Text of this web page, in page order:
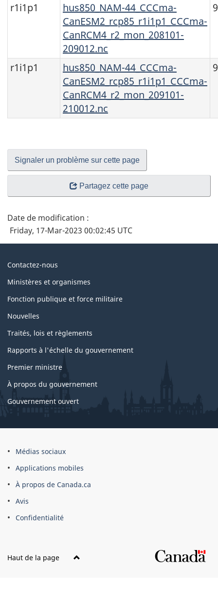
r1i1p1
hus850_NAM-44_CCCma-
CanESM2_rcp85_r1i1p1_CCCma-
CanRCM4_r2_mon_208101-
209012.nc
r1i1p1
hus850_NAM-44_CCCma-
CanESM2_rcp85_r1i1p1_CCCma-
CanRCM4_r2_mon_209101-
210012.nc
Signaler un problème sur cette page
Partagez cette page
Date de modification :
Friday, 17-Mar-2023 00:02:45 UTC
À
propos
du
gouvernement
Contactez-nous
Ministères et organismes
Fonction publique et force militaire
Nouvelles
Traités, lois et règlements
Rapports à l'échelle du gouvernement
Premier ministre
À propos du gouvernement
Gouvernement ouvert
À
propos
du
site
Médias sociaux
Applications mobiles
À propos de Canada.ca
Avis
Confidentialité
Haut de la page